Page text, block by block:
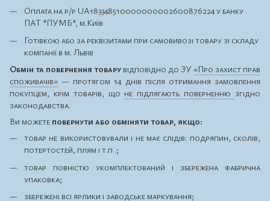
Оплата на р/р UA183348510000000002600876224 у банку
ПАТ "ПУМБ", м.Київ
Готівкою або за реквізитами при самовивозі товару зі складу
компанії в м. Львів
Обмін та повернення товару відповідно до ЗУ «Про захист прав
споживачів» — протягом 14 днів після отримання замовлення
покупцем, крім товарів, що не підлягають поверненню згідно
законодавства.
Ви можете повернути або обміняти товар, якщо:
товар не використовували і не має слідів: подряпин, сколів,
потертостей, плям і т.п .;
товар повністю укомплектований і збережена фабрична
упаковка;
збережені всі ярлики і заводське маркування;